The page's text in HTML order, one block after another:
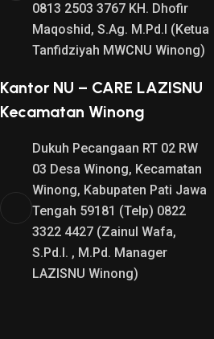
0813 2503 3767 KH. Dhofir
Maqoshid, S.Ag. M.Pd.I (Ketua
Tanfidziyah MWCNU Winong)
Kantor NU – CARE LAZISNU
Kecamatan Winong
Dukuh Pecangaan RT 02 RW
03 Desa Winong, Kecamatan
Winong, Kabupaten Pati Jawa
Tengah 59181 (Telp) 0822
3322 4427 (Zainul Wafa,
S.Pd.I. , M.Pd. Manager
LAZISNU Winong)